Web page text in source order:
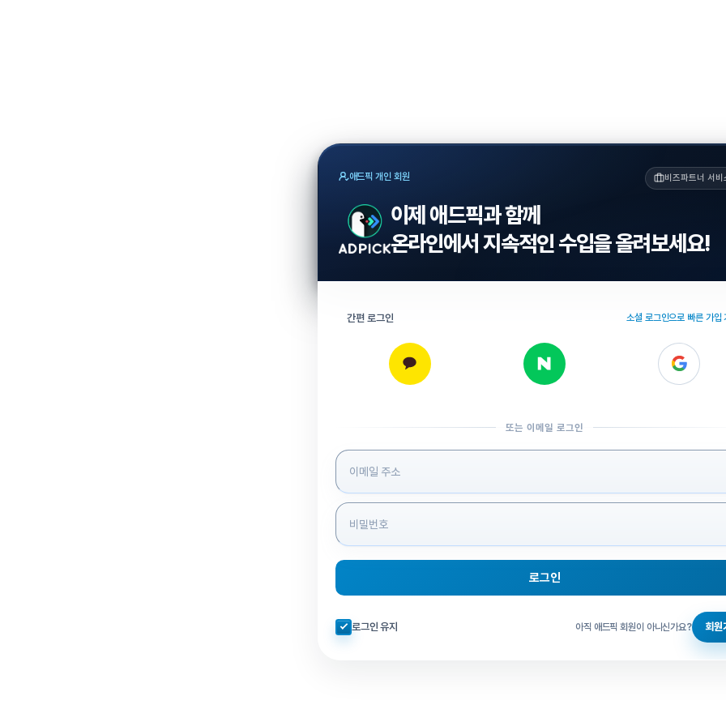
애드픽 개인 회원 비즈파트너 서비
이제 애드픽과 함께
온라인에서 지속적인 수입을 올려보세요!
간편 로그인 소셜 로그인으로 빠른 가입
또는 이메일 로그인
로그인 정보 입력
로그인
자동로그인 체크
로그인 유지 아직 애드픽 회원이 아니신가요? 회원